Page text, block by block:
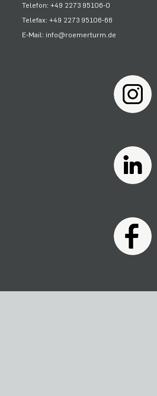
Telefon: +49 2273 95106-0
Telefax: +49 2273 95106-66
E-Mail: info@roemerturm.de